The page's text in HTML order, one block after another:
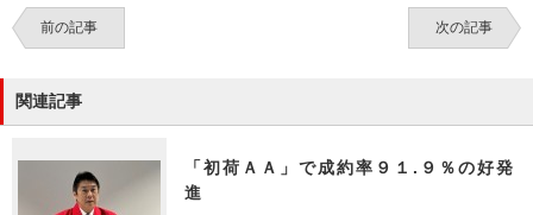
前の記事 次の記事
関連記事
「初荷ＡＡ」で成約率９１.９％の好発
進